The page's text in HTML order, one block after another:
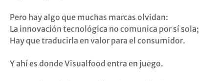
Pero hay algo que muchas marcas olvidan:
La innovación tecnológica no comunica por sí sola;
Hay que traducirla en valor para el consumidor.
Y ahí es donde Visualfood entra en juego.